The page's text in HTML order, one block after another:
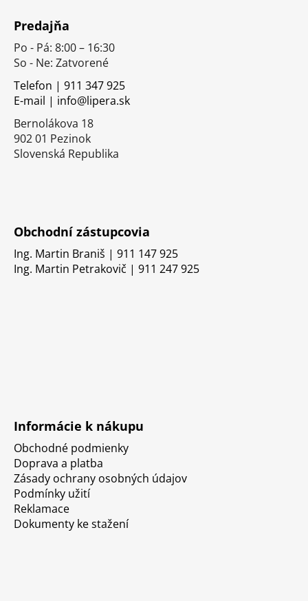
Predajňa
Po - Pá: 8:00 – 16:30
So - Ne: Zatvorené
Telefon | 911 347 925
E-mail | info@lipera.sk
Bernolákova 18
902 01 Pezinok
Slovenská Republika
Obchodní zástupcovia
Ing. Martin Braniš | 911 147 925
Ing. Martin Petrakovič | 911 247 925
Informácie k nákupu
Obchodné podmienky
Doprava a platba
Zásady ochrany osobných údajov
Podmínky užití
Reklamace
Dokumenty ke stažení